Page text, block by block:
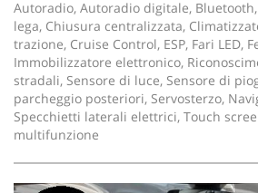
Autoradio, Autoradio digitale,
lega, Chiusura centralizzata,
trazione, Cruise Control, ESP, Fari LED,
Immobilizzatore elettronico,
stradali, Sensore di luce, Sensore di
parcheggio posteriori, Servosterzo,
Specchietti laterali elettrici, Touch
multifunzione